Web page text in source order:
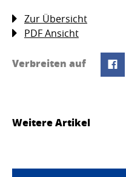
Zur Übersicht
PDF Ansicht
Verbreiten auf
Weitere Artikel